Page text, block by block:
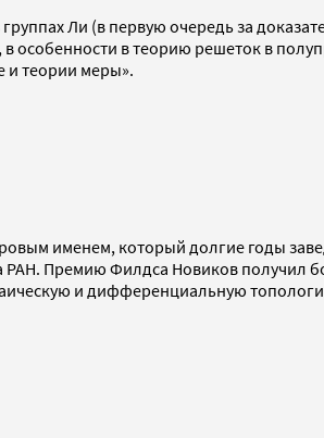
Ли (в первую очередь за
особенности в теорию решеток в
и теории меры».
именем, который долгие годы
Премию Филдса Новиков получил
и дифференциальную